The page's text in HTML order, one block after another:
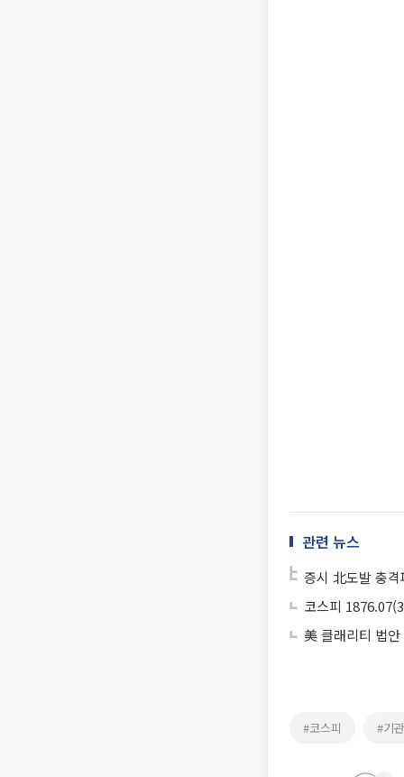
관련 뉴스
증시 北도발 충
코스피
美 클래리티 법
#코스피 #기관